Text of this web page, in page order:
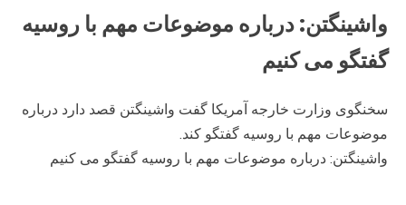
واشینگتن: درباره موضوعات مهم با روسیه
گفتگو می کنیم
سخنگوی وزارت خارجه آمریکا گفت واشینگتن قصد دارد درباره
موضوعات مهم با روسیه گفتگو کند.
واشینگتن: درباره موضوعات مهم با روسیه گفتگو می کنیم